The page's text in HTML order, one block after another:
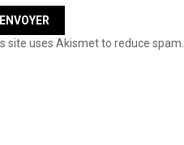
site uses Akismet to reduce spam.